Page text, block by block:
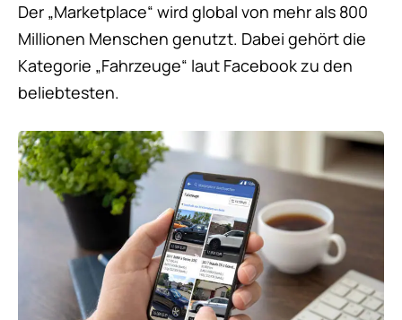
Der „Marketplace“ wird global von mehr als 800
Millionen Menschen genutzt. Dabei gehört die
Kategorie „Fahrzeuge“ laut Facebook zu den
beliebtesten.